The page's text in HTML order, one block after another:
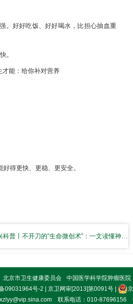
。好好吃饭、好好喝水，比担心抽血重
。
能：给你补对营养
得更快、更稳、更安全。
普丨不开刀的“生命微创术”：一文读懂神秘的介入科
北京市卫生健康委员会
中国医学科学院肿瘤医院
09031964号-2 | 京卫网审[2013]第0091号 |
联系电话：010-87696156